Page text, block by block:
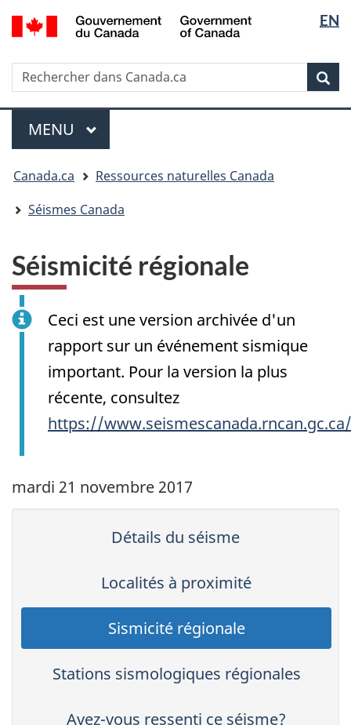
Passer
au
principal
Passer
à
sujet
du
gouvernement »
Passer
à
version
HTML
simplifiée
la
langue
EN
Rechercher
Rechercher
dans
Canada.ca
Menu
MENU PRINCIPAL
êtes
ici
Canada.ca
Ressources naturelles Canada
Séismes Canada
Séismicité régionale
Ceci est une version archivée d'un
rapport sur un événement sismique
important. Pour la version la plus
récente, consultez
https://
mardi 21 novembre 2017
Détails du séisme
Localités à proximité
Sismicité régionale
Stations sismologiques régionales
Avez-vous ressenti ce séisme?